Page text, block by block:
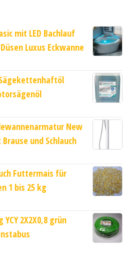
mit LED Bachlauf
Luxus Eckwanne
Sägekettenhaftöl
New
und Schlauch
Futtermais für
1 bis 25 kg
2X2X0,8 grün